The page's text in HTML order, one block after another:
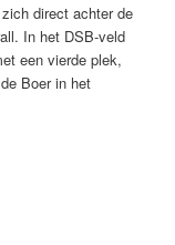
direct achter de
In het DSB-veld
een vierde plek,
Boer in het